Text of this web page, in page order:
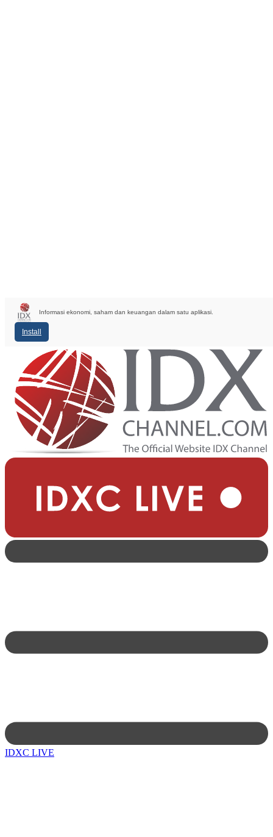
Informasi ekonomi, saham dan keuangan dalam satu aplikasi.
Install
IDXC LIVE